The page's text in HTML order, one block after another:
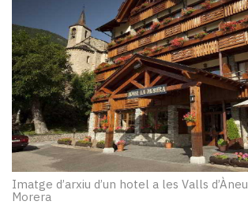
Reportatges
Entrevistes
Enquestes
A
escena!
Dis
la
teva!
Subscriptors
La
newsletter
Imatge d’arxiu d’un hotel a les Valls d’Àneu
Morera